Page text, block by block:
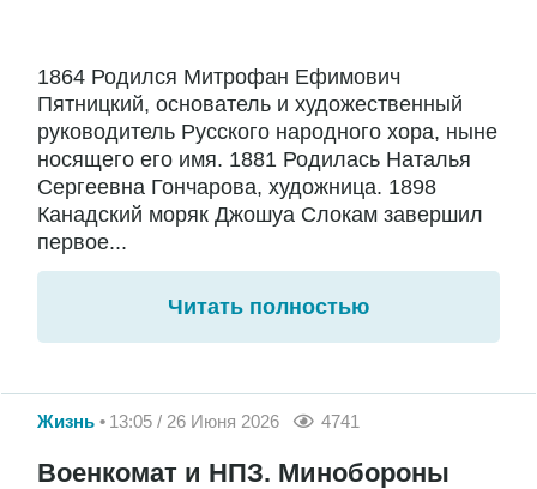
1864 Родился Митрофан Ефимович
Пятницкий, основатель и художественный
руководитель Русского народного хора, ныне
носящего его имя. 1881 Родилась Наталья
Сергеевна Гончарова, художница. 1898
Канадский моряк Джошуа Слокам завершил
первое...
Читать полностью
Жизнь 13:05 / 26 Июня 2026 4741
Военкомат и НПЗ. Минобороны